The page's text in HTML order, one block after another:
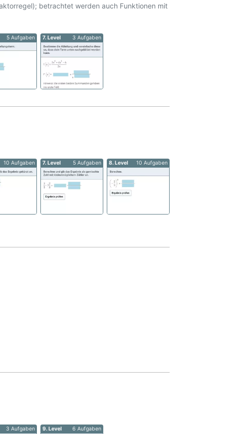
betrachtet werden auch Funktionen mit
5 Aufgaben 7. Level 3 Aufgaben
10 Aufgaben 7. Level 5 Aufgaben 8. Level 10 Aufgaben
3 Aufgaben 9. Level 6 Aufgaben